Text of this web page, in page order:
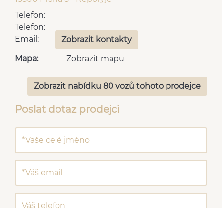
Telefon:
Telefon:
Email:
Zobrazit kontakty
Mapa: Zobrazit mapu
Zobrazit nabídku 80 vozů tohoto prodejce
Poslat dotaz prodejci